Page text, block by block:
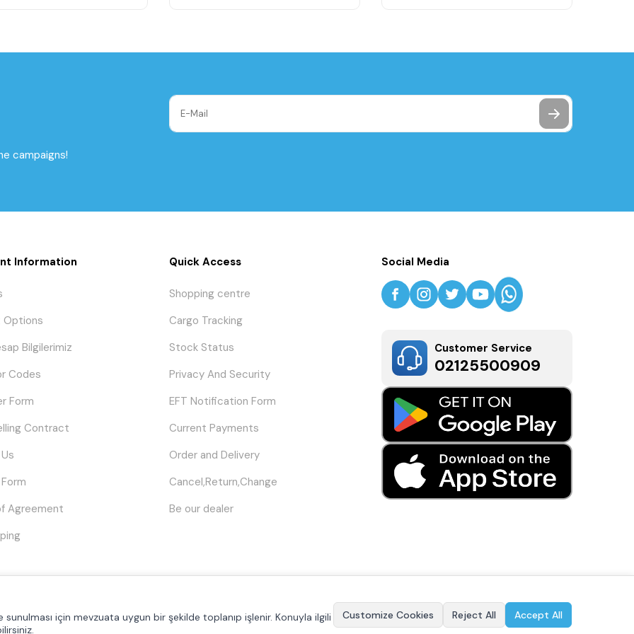
campaigns!
Information
Options
Bilgilerimiz
Codes
Form
Contract
Agreement
Quick Access
Shopping centre
Cargo Tracking
Stock Status
Privacy And Security
EFT Notification Form
Current Payments
Order and Delivery
Cancel,Return,Change
Be our dealer
Social Media
Customer Service
02125500909
için mevzuata uygun bir şekilde toplanıp işlenir. Konuyla ilgili
Customize Cookies Reject All Accept All